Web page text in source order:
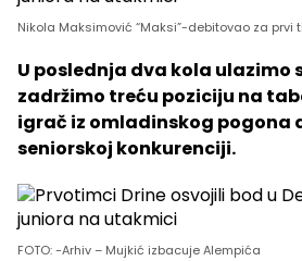
Nikola Maksimović “Maksi”-debitovao za prvi
U poslednja dva kola ulazimo
zadržimo treću poziciju na
igrač iz omladinskog pogona
seniorskoj konkurenciji.
FOTO: -Arhiv – Mujkić izbacuje Alempića